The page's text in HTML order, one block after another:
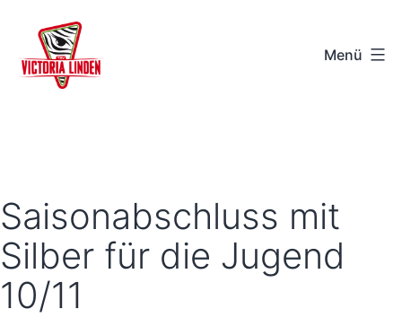
Inhalt
springen
-
Hannover
Menü
Saisonabschluss mit
Silber für die Jugend
10/11